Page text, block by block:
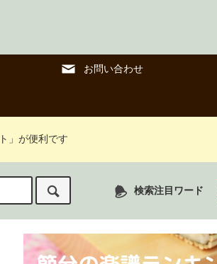
お問い合わせ
」が便利です
検索注目ワード